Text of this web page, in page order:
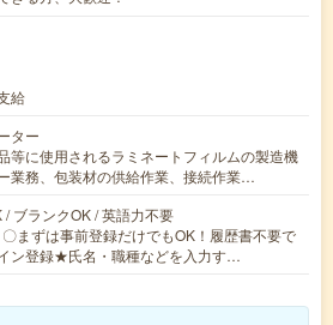
給
ター
等に使用されるラミネートフィルムの製造機
業務、包装材の供給作業、接続作業…
/ ブランクOK / 英語力不要
まずは事前登録だけでもOK！履歴書不要で
ン登録★氏名・職種などを入力す…